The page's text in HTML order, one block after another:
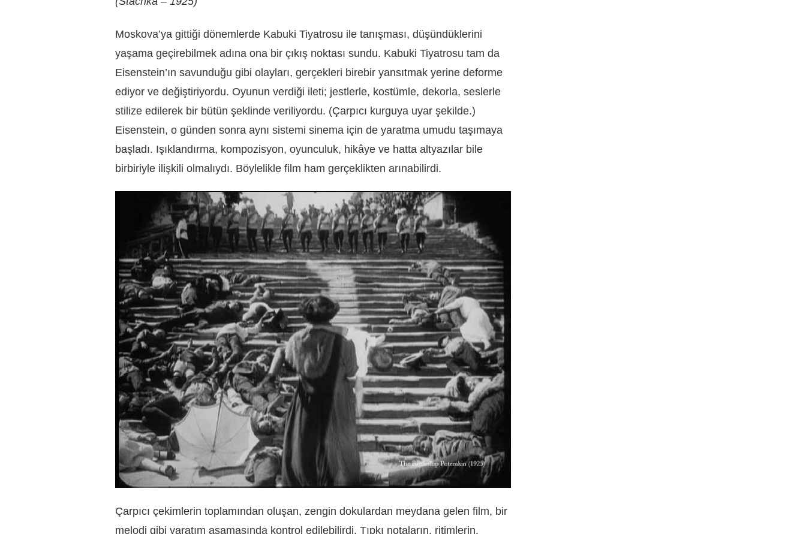
Moskova’ya gittiği dönemlerde Kabuki Tiyatrosu ile tanışması, düşündüklerini
yaşama geçirebilmek adına ona bir çıkış noktası sundu. Kabuki Tiyatrosu tam da
Eisenstein’ın savunduğu gibi olayları, gerçekleri birebir yansıtmak yerine deforme
ediyor ve değiştiriyordu. Oyunun verdiği ileti; jestlerle, kostümle, dekorla, seslerle
stilize edilerek bir bütün şeklinde veriliyordu. (Çarpıcı kurguya uyar şekilde.)
Eisenstein, o günden sonra aynı sistemi sinema için de yaratma umudu taşımaya
başladı. Işıklandırma, kompozisyon, oyunculuk, hikâye ve hatta altyazılar bile
birbiriyle ilişkili olmalıydı. Böylelikle film ham gerçeklikten arınabilirdi.
Çarpıcı çekimlerin toplamından oluşan, zengin dokulardan meydana gelen film, bir
melodi gibi yaratım aşamasında kontrol edilebilirdi. Tıpkı notaların, ritimlerin,